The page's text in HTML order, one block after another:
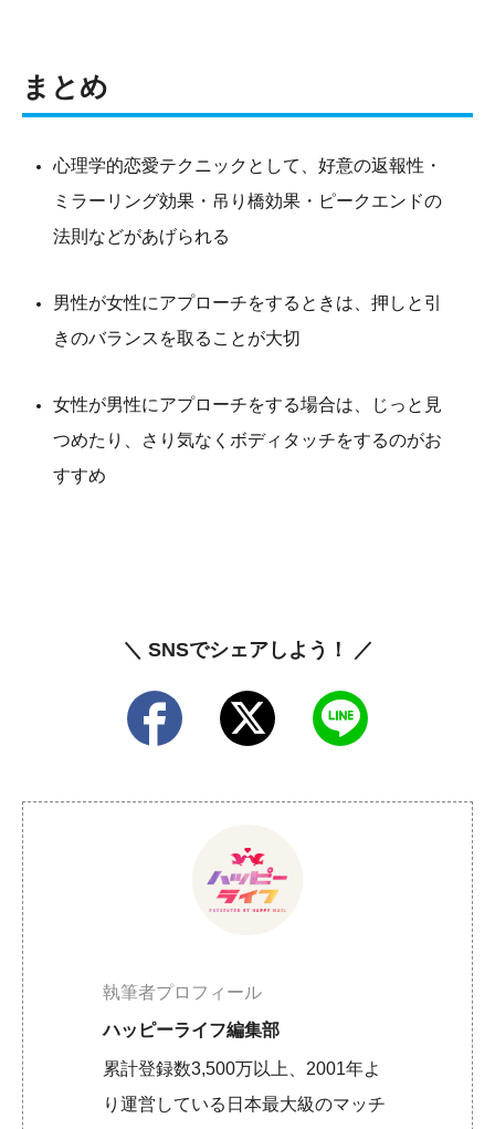
まとめ
心理学的恋愛テクニックとして、好意の返報性・
ミラーリング効果・吊り橋効果・ピークエンドの
法則などがあげられる
男性が女性にアプローチをするときは、押しと引
きのバランスを取ることが大切
女性が男性にアプローチをする場合は、じっと見
つめたり、さり気なくボディタッチをするのがお
すすめ
＼ SNSでシェアしよう！ ／
執筆者プロフィール
ハッピーライフ編集部
累計登録数3,500万以上、2001年よ
り運営している日本最大級のマッチ